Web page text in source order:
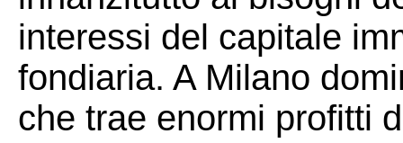
interessi del capitale
fondiaria. A Milano
che trae enormi profitti